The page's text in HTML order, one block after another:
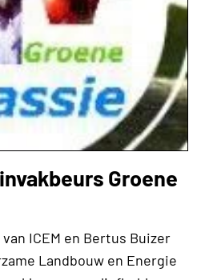
Groene
ICEM en Bertus Buizer
Landbouw en Energie